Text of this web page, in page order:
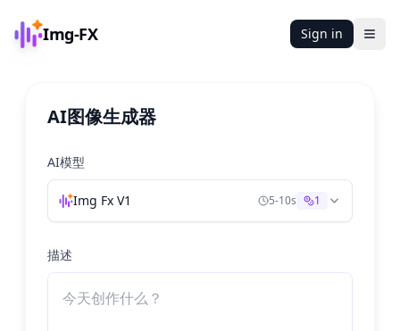
Img-FX Sign in
AI图像生成器
AI模型
Img Fx V1 5-10s 1
描述